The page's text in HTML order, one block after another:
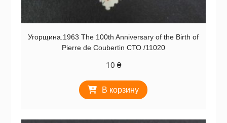
Угорщина.1963 The 100th Anniversary of the Birth of
Pierre de Coubertin СТО /11020
10 ₴
В корзину